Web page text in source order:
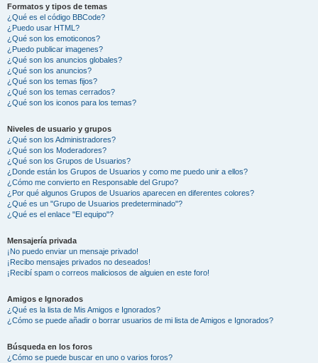
Formatos y tipos de temas
¿Qué es el código BBCode?
¿Puedo usar HTML?
¿Qué son los emoticonos?
¿Puedo publicar imagenes?
¿Qué son los anuncios globales?
¿Qué son los anuncios?
¿Qué son los temas fijos?
¿Qué son los temas cerrados?
¿Qué son los iconos para los temas?
Niveles de usuario y grupos
¿Qué son los Administradores?
¿Qué son los Moderadores?
¿Qué son los Grupos de Usuarios?
¿Donde están los Grupos de Usuarios y como me puedo unir a ellos?
¿Cómo me convierto en Responsable del Grupo?
¿Por qué algunos Grupos de Usuarios aparecen en diferentes colores?
¿Qué es un "Grupo de Usuarios predeterminado"?
¿Qué es el enlace "El equipo"?
Mensajería privada
¡No puedo enviar un mensaje privado!
¡Recibo mensajes privados no deseados!
¡Recibí spam o correos maliciosos de alguien en este foro!
Amigos e Ignorados
¿Qué es la lista de Mis Amigos e Ignorados?
¿Cómo se puede añadir o borrar usuarios de mi lista de Amigos e Ignorados?
Búsqueda en los foros
¿Cómo se puede buscar en uno o varios foros?